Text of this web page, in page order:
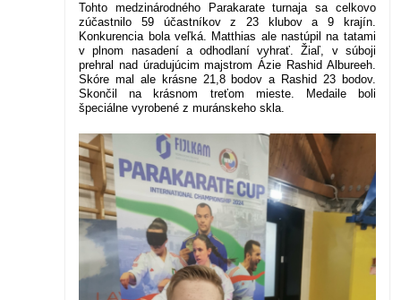
Tohto medzinárodného Parakarate turnaja sa celkovo
zúčastnilo 59 účastníkov z 23 klubov a 9 krajín.
Konkurencia bola veľká. Matthias ale nastúpil na tatami
v plnom nasadení a odhodlaní vyhrať. Žiaľ, v súboji
prehral nad úradujúcim majstrom Ázie Rashid Albureeh.
Skóre mal ale krásne 21,8 bodov a Rashid 23 bodov.
Skončil na krásnom treťom mieste. Medaile boli
špeciálne vyrobené z muránskeho skla.